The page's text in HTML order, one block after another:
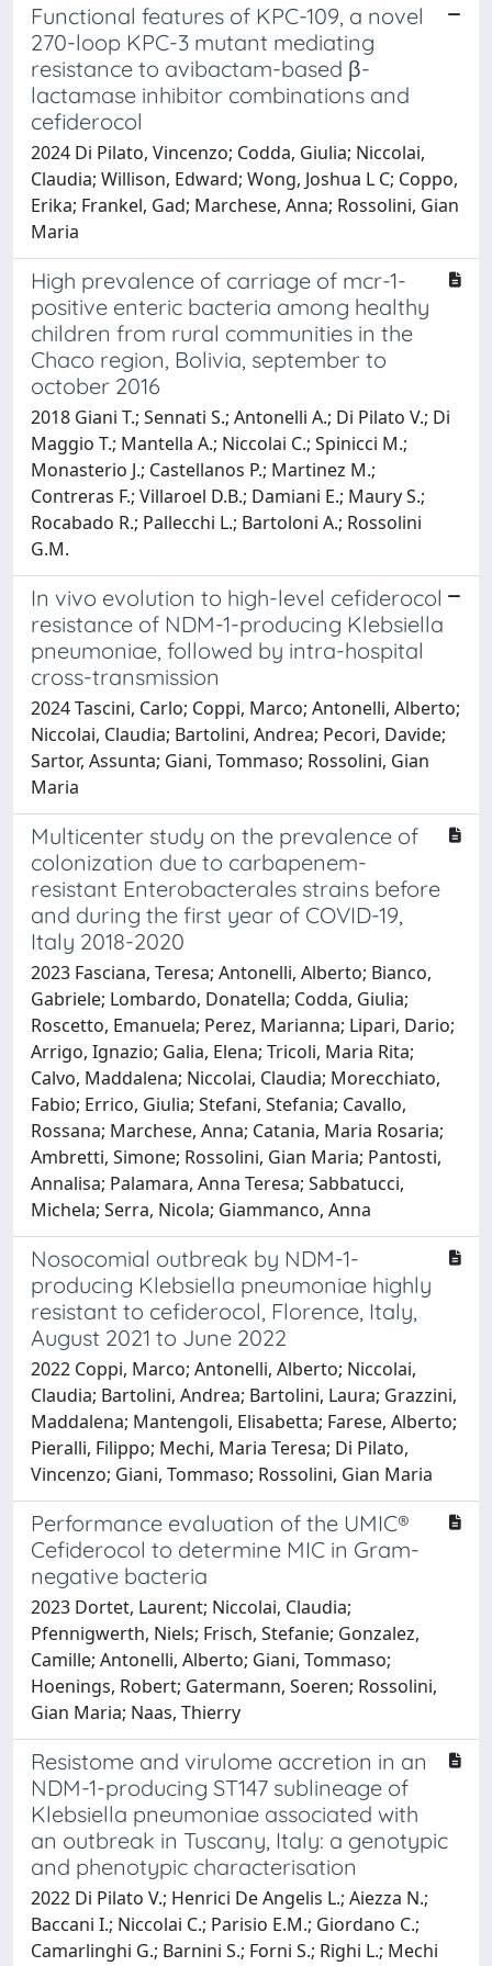
Functional features of KPC-109, a novel
270-loop KPC-3 mutant mediating
resistance to avibactam-based β-
lactamase inhibitor combinations and
cefiderocol
2024 Di Pilato, Vincenzo; Codda, Giulia; Niccolai,
Claudia; Willison, Edward; Wong, Joshua L C; Coppo,
Erika; Frankel, Gad; Marchese, Anna; Rossolini, Gian
Maria
High prevalence of carriage of mcr-1-
positive enteric bacteria among healthy
children from rural communities in the
Chaco region, Bolivia, september to
october 2016
2018 Giani T.; Sennati S.; Antonelli A.; Di Pilato V.; Di
Maggio T.; Mantella A.; Niccolai C.; Spinicci M.;
Monasterio J.; Castellanos P.; Martinez M.;
Contreras F.; Villaroel D.B.; Damiani E.; Maury S.;
Rocabado R.; Pallecchi L.; Bartoloni A.; Rossolini
G.M.
In vivo evolution to high-level cefiderocol
resistance of NDM-1-producing Klebsiella
pneumoniae, followed by intra-hospital
cross-transmission
2024 Tascini, Carlo; Coppi, Marco; Antonelli, Alberto;
Niccolai, Claudia; Bartolini, Andrea; Pecori, Davide;
Sartor, Assunta; Giani, Tommaso; Rossolini, Gian
Maria
Multicenter study on the prevalence of
colonization due to carbapenem-
resistant Enterobacterales strains before
and during the first year of COVID-19,
Italy 2018-2020
2023 Fasciana, Teresa; Antonelli, Alberto; Bianco,
Gabriele; Lombardo, Donatella; Codda, Giulia;
Roscetto, Emanuela; Perez, Marianna; Lipari, Dario;
Arrigo, Ignazio; Galia, Elena; Tricoli, Maria Rita;
Calvo, Maddalena; Niccolai, Claudia; Morecchiato,
Fabio; Errico, Giulia; Stefani, Stefania; Cavallo,
Rossana; Marchese, Anna; Catania, Maria Rosaria;
Ambretti, Simone; Rossolini, Gian Maria; Pantosti,
Annalisa; Palamara, Anna Teresa; Sabbatucci,
Michela; Serra, Nicola; Giammanco, Anna
Nosocomial outbreak by NDM-1-
producing Klebsiella pneumoniae highly
resistant to cefiderocol, Florence, Italy,
August 2021 to June 2022
2022 Coppi, Marco; Antonelli, Alberto; Niccolai,
Claudia; Bartolini, Andrea; Bartolini, Laura; Grazzini,
Maddalena; Mantengoli, Elisabetta; Farese, Alberto;
Pieralli, Filippo; Mechi, Maria Teresa; Di Pilato,
Vincenzo; Giani, Tommaso; Rossolini, Gian Maria
Performance evaluation of the UMIC®
Cefiderocol to determine MIC in Gram-
negative bacteria
2023 Dortet, Laurent; Niccolai, Claudia;
Pfennigwerth, Niels; Frisch, Stefanie; Gonzalez,
Camille; Antonelli, Alberto; Giani, Tommaso;
Hoenings, Robert; Gatermann, Soeren; Rossolini,
Gian Maria; Naas, Thierry
Resistome and virulome accretion in an
NDM-1-producing ST147 sublineage of
Klebsiella pneumoniae associated with
an outbreak in Tuscany, Italy: a genotypic
and phenotypic characterisation
2022 Di Pilato V.; Henrici De Angelis L.; Aiezza N.;
Baccani I.; Niccolai C.; Parisio E.M.; Giordano C.;
Camarlinghi G.; Barnini S.; Forni S.; Righi L.; Mechi